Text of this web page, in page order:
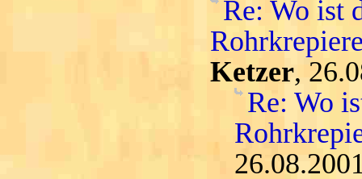
Re: Wo ist
Ketzer,
Re: Wo